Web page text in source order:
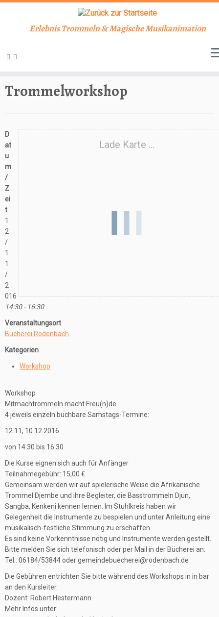
Zum
Erlebnis Trommeln & Magische Musikanimation
Trommelworkshop
Lade Karte ...
D
at
u
m
/
Z
ei
t
1
2
/
1
1
/
2
016
14:30 - 16:30
Veranstaltungsort
Bücherei Rodenbach
Kategorien
Workshop
Workshop
Mitmachtrommeln macht Freu(n)de
4 jeweils einzeln buchbare Samstags-Termine:
12.11, 10.12.2016
von 14:30 bis 16:30
Die Kurse eignen sich auch für Anfänger
Teilnahmegebühr: 15,00 €
Gemeinsam werden wir auf spielerische Weise die Afrikanische
Trommel Djembe und ihre Begleiter, die Basstrommeln Djun,
Sangba, Kenkeni kennen lernen. Im Stuhlkreis haben wir
Gelegenheit die Instrumente zu bespielen und unter Anleitung eine
musikalisch-festliche Stimmung zu erschaffen.
Es sind keine Vorkenntnisse nötig und Instrumente werden gestellt.
Bitte melden Sie sich telefonisch oder per Mail in der Bücherei an:
Tel.: 06184/53844 oder gemeindebuecherei@rodenbach.de
Die Gebühren entrichten Sie bitte während des Workshops in in bar
an den Kursleiter.
Dozent: Robert Hestermann
Mehr Infos unter: